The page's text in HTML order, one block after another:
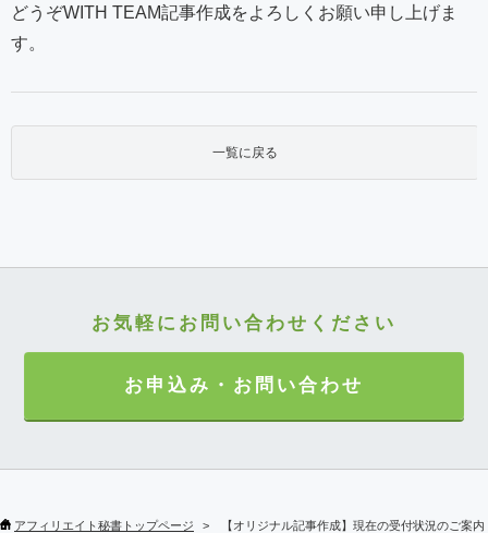
どうぞWITH TEAM記事作成をよろしくお願い申し上げま
す。
一覧に戻る
お気軽にお問い合わせください
お申込み・お問い合わせ
アフィリエイト秘書トップページ 【オリジナル記事作成】現在の受付状況のご案